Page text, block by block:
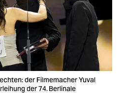
der Filme­macher Yuval
der 74. Berlinale